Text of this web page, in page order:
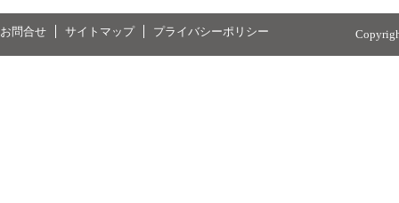
お問合せ サイトマップ プライバシーポリシー